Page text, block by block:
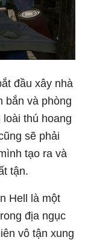
đầu xây nhà
bắn và phòng
thú hoang
sẽ phải
tạo ra và
tận.
Hell là một
địa ngục
vô tận xung